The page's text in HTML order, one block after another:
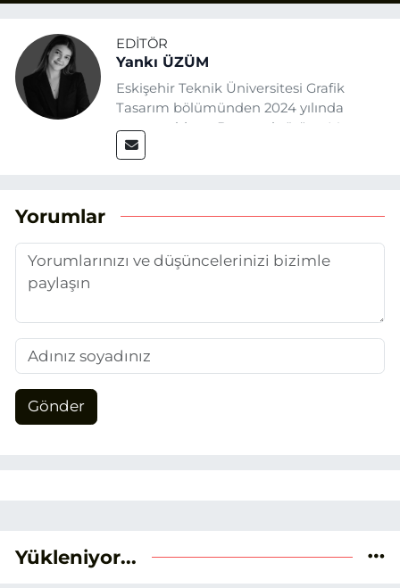
EDITÖR
Yankı ÜZÜM
Eskişehir Teknik Üniversitesi Grafik
Tasarım bölümünden 2024 yılında
mezun oldum. Basın sektörüne Mayıs
2025’te Eskişehir Haber Ajansı ile adım
aktarmayı hedefliyorum.
Yorumlar
Gönder
Yükleniyor...